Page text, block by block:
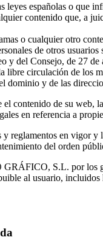
leyes españolas o que
contenido que, a
o cualquier otro
de otros
y del Consejo, de 27
libre circulación de los
dominio y de las
contenido de su web,
en referencia a
y reglamentos en vigor
del orden
S.L. por los
al usuario,